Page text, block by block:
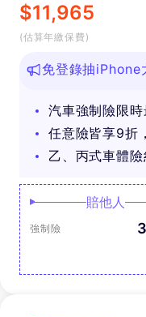
$11,965
(估算年繳保費)
免登錄抽iPhone
汽車強制險限
任意險皆享9折
乙、丙式車體
賠他人
強制險